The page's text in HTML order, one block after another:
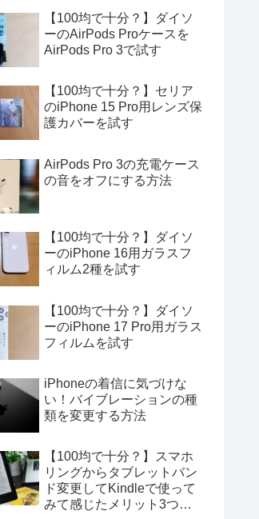
【100均で十分？】ダイソ
ーのAirPods Proケースを
AirPods Pro 3で試す
【100均で十分？】セリア
のiPhone 15 Pro用レンズ保
護カバーを試す
AirPods Pro 3の充電ケース
の音をオフにする方法
【100均で十分？】ダイソ
ーのiPhone 16用ガラスフ
ィルム2種を試す
【100均で十分？】ダイソ
ーのiPhone 17 Pro用ガラス
フィルムを試す
iPhoneの着信に気づけな
い！バイブレーションの種
類を変更する方法
【100均で十分？】スマホ
リングからタブレットバン
ド変更してKindleで使って
みて感じたメリット3つデ